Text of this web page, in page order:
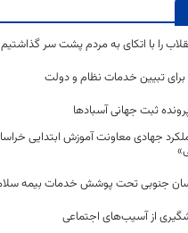
را با اتکای به مردم پشت سر گذاشتیم
تبیین خدمات نظام و دولت
ثبت جهانی آسبادها
از آسیب‌های اجتماعی